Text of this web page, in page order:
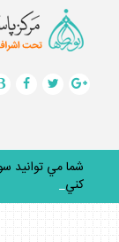
كنيد._